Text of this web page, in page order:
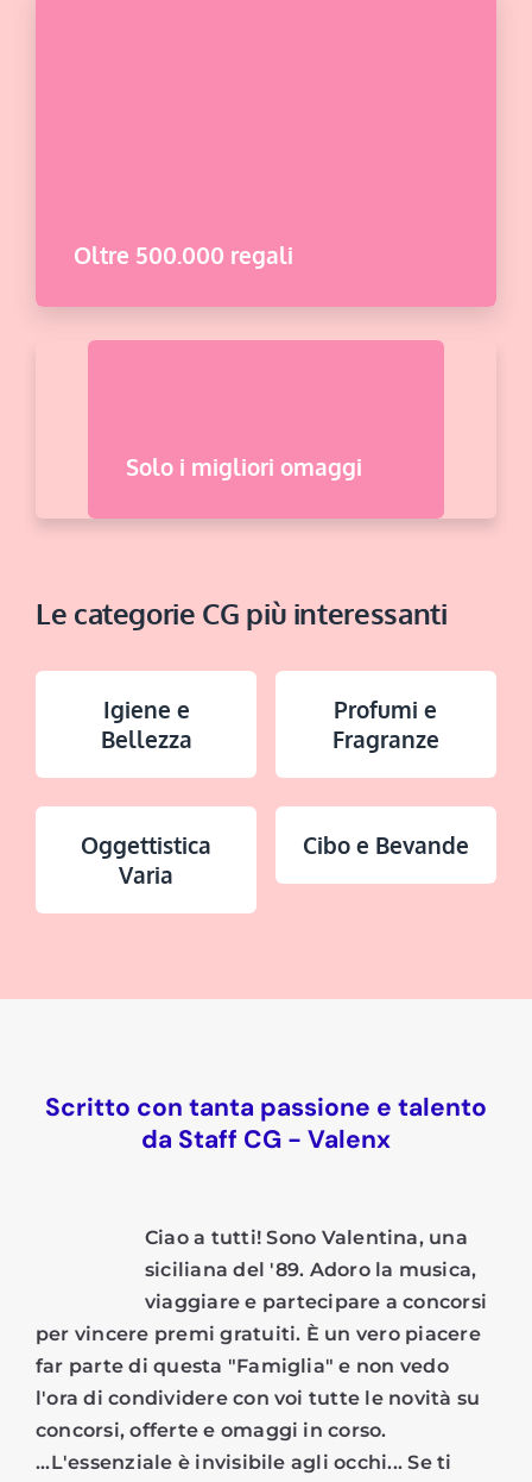
Oltre 500.000 regali
Solo i migliori omaggi
Le categorie CG più interessanti
Igiene e
Bellezza
Profumi e
Fragranze
Oggettistica
Varia
Cibo e Bevande
Scritto con tanta passione e talento
da Staff CG - Valenx
Ciao a tutti! Sono Valentina, una
siciliana del '89. Adoro la musica,
viaggiare e partecipare a concorsi
per vincere premi gratuiti. È un vero piacere
far parte di questa "Famiglia" e non vedo
l'ora di condividere con voi tutte le novità su
concorsi, offerte e omaggi in corso.
...L'essenziale è invisibile agli occhi... Se ti